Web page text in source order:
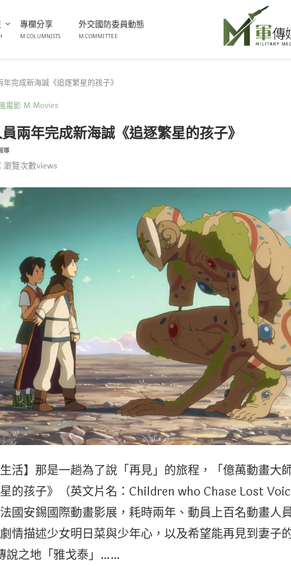
專欄分享
M.COLUMNISTS
外交國防委員動態
M COMMITTEE
完成新海誠《追逐繁星的孩子》
電影 M.Movies
兩年完成新海誠《追逐繁星的孩子》
導
瀏覽次數views
生活】那是一趟為了說「再見」的旅程，「億萬動畫大
的孩子》（英文片名：Children who Chase Lost
國安錫國際動畫影展，耗時兩年、動員上百名動畫人
情描述少女明日菜與少年心，以及希望能再見到妻子
說之地「雅戈泰」……